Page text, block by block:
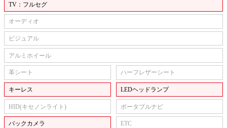
TV：フルセグ
オーディオ
ビジュアル
アルミホイール
革シート ハーフレザーシート
キーレス LEDヘッドランプ
HID(キセノンライト) ポータブルナビ
バックカメラ ETC